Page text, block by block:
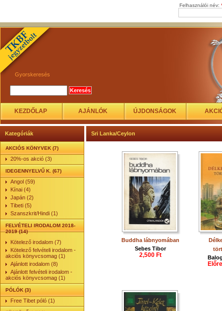
Felhasználói név:
Gyorskeresés
KEZDŐLAP AJÁNLÓK ÚJDONSÁGOK
Kategóriák
AKCIÓS KÖNYVEK (7)
20%-os akció (3)
IDEGENNYELVŰ K. (67)
Angol (59)
Kínai (4)
Japán (2)
Tibeti (5)
Szanszkrit/Hindi (1)
FELVÉTELI IRODALOM 2018-
2019 (14)
Kötelező irodalom (7)
Kötelező felvételi irodalom -
akciós könyvcsomag (1)
Ajánlott irodalom (8)
Ajánlott felvételi irodalom -
akciós könyvcsomag (1)
PÓLÓK (3)
Free Tibet póló (1)
Sri Lanka/Ceylon
Buddha lábnyomában
Sebes Tibor
2,500 Ft